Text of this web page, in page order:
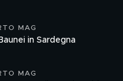
MAG
in Sardegna
MAG